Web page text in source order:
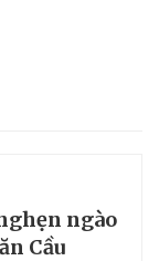
ngào
Cầu